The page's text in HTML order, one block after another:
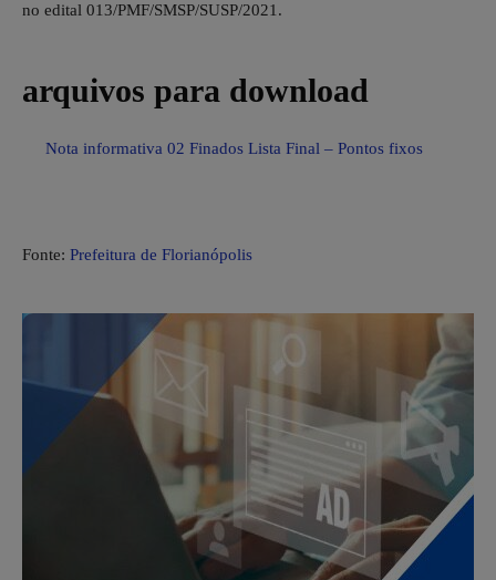
no edital 013/PMF/SMSP/SUSP/2021.
arquivos para download
Nota informativa 02 Finados Lista Final – Pontos fixos
Fonte: Prefeitura de Florianópolis